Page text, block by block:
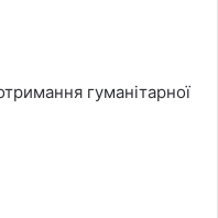
гуманітарної